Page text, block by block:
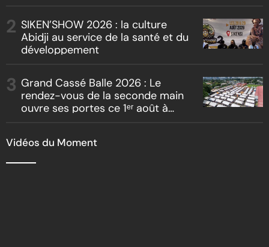
« Boss vs Boss »
SIKEN’SHOW 2026 : la culture
Abidji au service de la santé et du
développement
Grand Cassé Balle 2026 : Le
rendez-vous de la seconde main
ouvre ses portes ce 1ᵉʳ août à
Vidéos du Moment